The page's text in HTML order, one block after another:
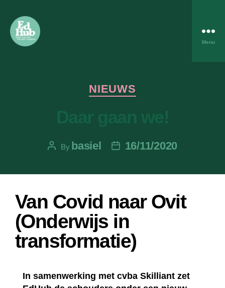
Menu
NIEUWS
By basiel 16/11/2020
Van Covid naar Ovit
(Onderwijs in
transformatie)
In samenwerking met cvba Skilliant zet